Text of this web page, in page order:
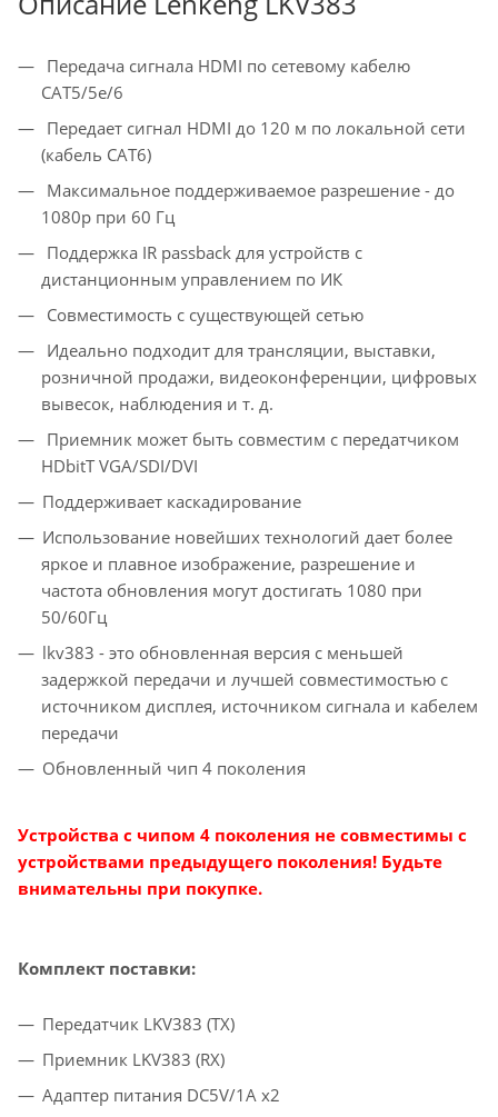
Передача сигнала HDMI по сетевому кабелю
CAT5/5e/6
Передает сигнал HDMI до 120 м по локальной сети
(кабель CAT6)
Максимальное поддерживаемое разрешение - до
1080p при 60 Гц
Поддержка IR passback для устройств с
дистанционным управлением по ИК
Совместимость с существующей сетью
Идеально подходит для трансляции, выставки,
розничной продажи, видеоконференции, цифровых
вывесок, наблюдения и т. д.
Приемник может быть совместим с передатчиком
HDbitT VGA/SDI/DVI
Поддерживает каскадирование
Использование новейших технологий дает более
яркое и плавное изображение, разрешение и
частота обновления могут достигать 1080 при
50/60Гц
lkv383 - это обновленная версия с меньшей
задержкой передачи и лучшей совместимостью с
источником дисплея, источником сигнала и кабелем
передачи
Обновленный чип 4 поколения
Устройства с чипом 4 поколения не совместимы с
устройствами предыдущего поколения! Будьте
внимательны при покупке.
Комплект поставки:
Передатчик LKV383 (TX)
Приемник LKV383 (RX)
Адаптер питания DC5V/1A x2